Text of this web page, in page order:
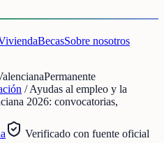
BecasSobre nosotros
Permanente
/Ayudas al empleo y la
2026: convocatorias,
Verificado con fuente oficial